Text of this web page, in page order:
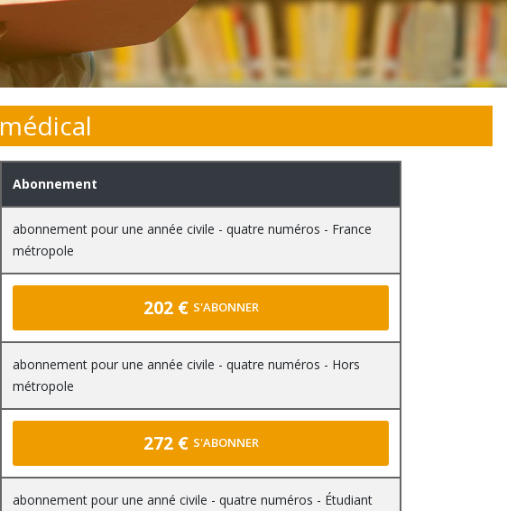
Abonnement
abonnement pour une année civile - quatre numéros - France
métropole
202 € S'ABONNER
abonnement pour une année civile - quatre numéros - Hors
métropole
272 € S'ABONNER
abonnement pour une anné civile - quatre numéros - Étudiant